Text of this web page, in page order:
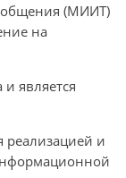
(МИИТ)
на
является
реализацией и